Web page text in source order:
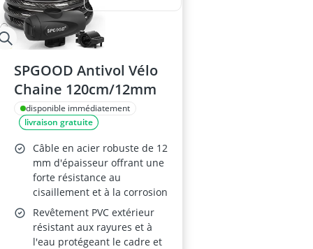
SPGOOD Antivol Vélo
Chaine 120cm/12mm
disponible immédiatement
livraison gratuite
Câble en acier robuste de 12
mm d'épaisseur offrant une
forte résistance au
cisaillement et à la corrosion
Revêtement PVC extérieur
résistant aux rayures et à
l'eau protégeant le cadre et